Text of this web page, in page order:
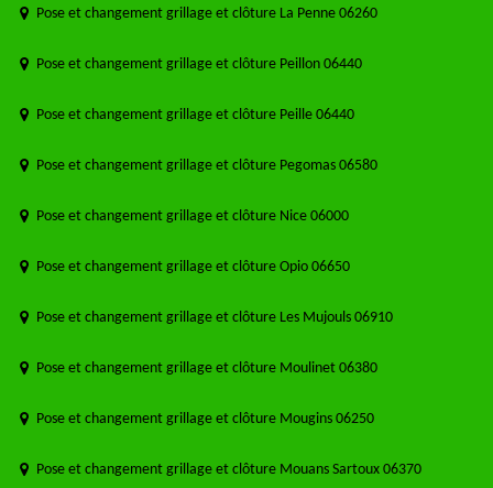
Pose et changement grillage et clôture La Penne 06260
Pose et changement grillage et clôture Peillon 06440
Pose et changement grillage et clôture Peille 06440
Pose et changement grillage et clôture Pegomas 06580
Pose et changement grillage et clôture Nice 06000
Pose et changement grillage et clôture Opio 06650
Pose et changement grillage et clôture Les Mujouls 06910
Pose et changement grillage et clôture Moulinet 06380
Pose et changement grillage et clôture Mougins 06250
Pose et changement grillage et clôture Mouans Sartoux 06370